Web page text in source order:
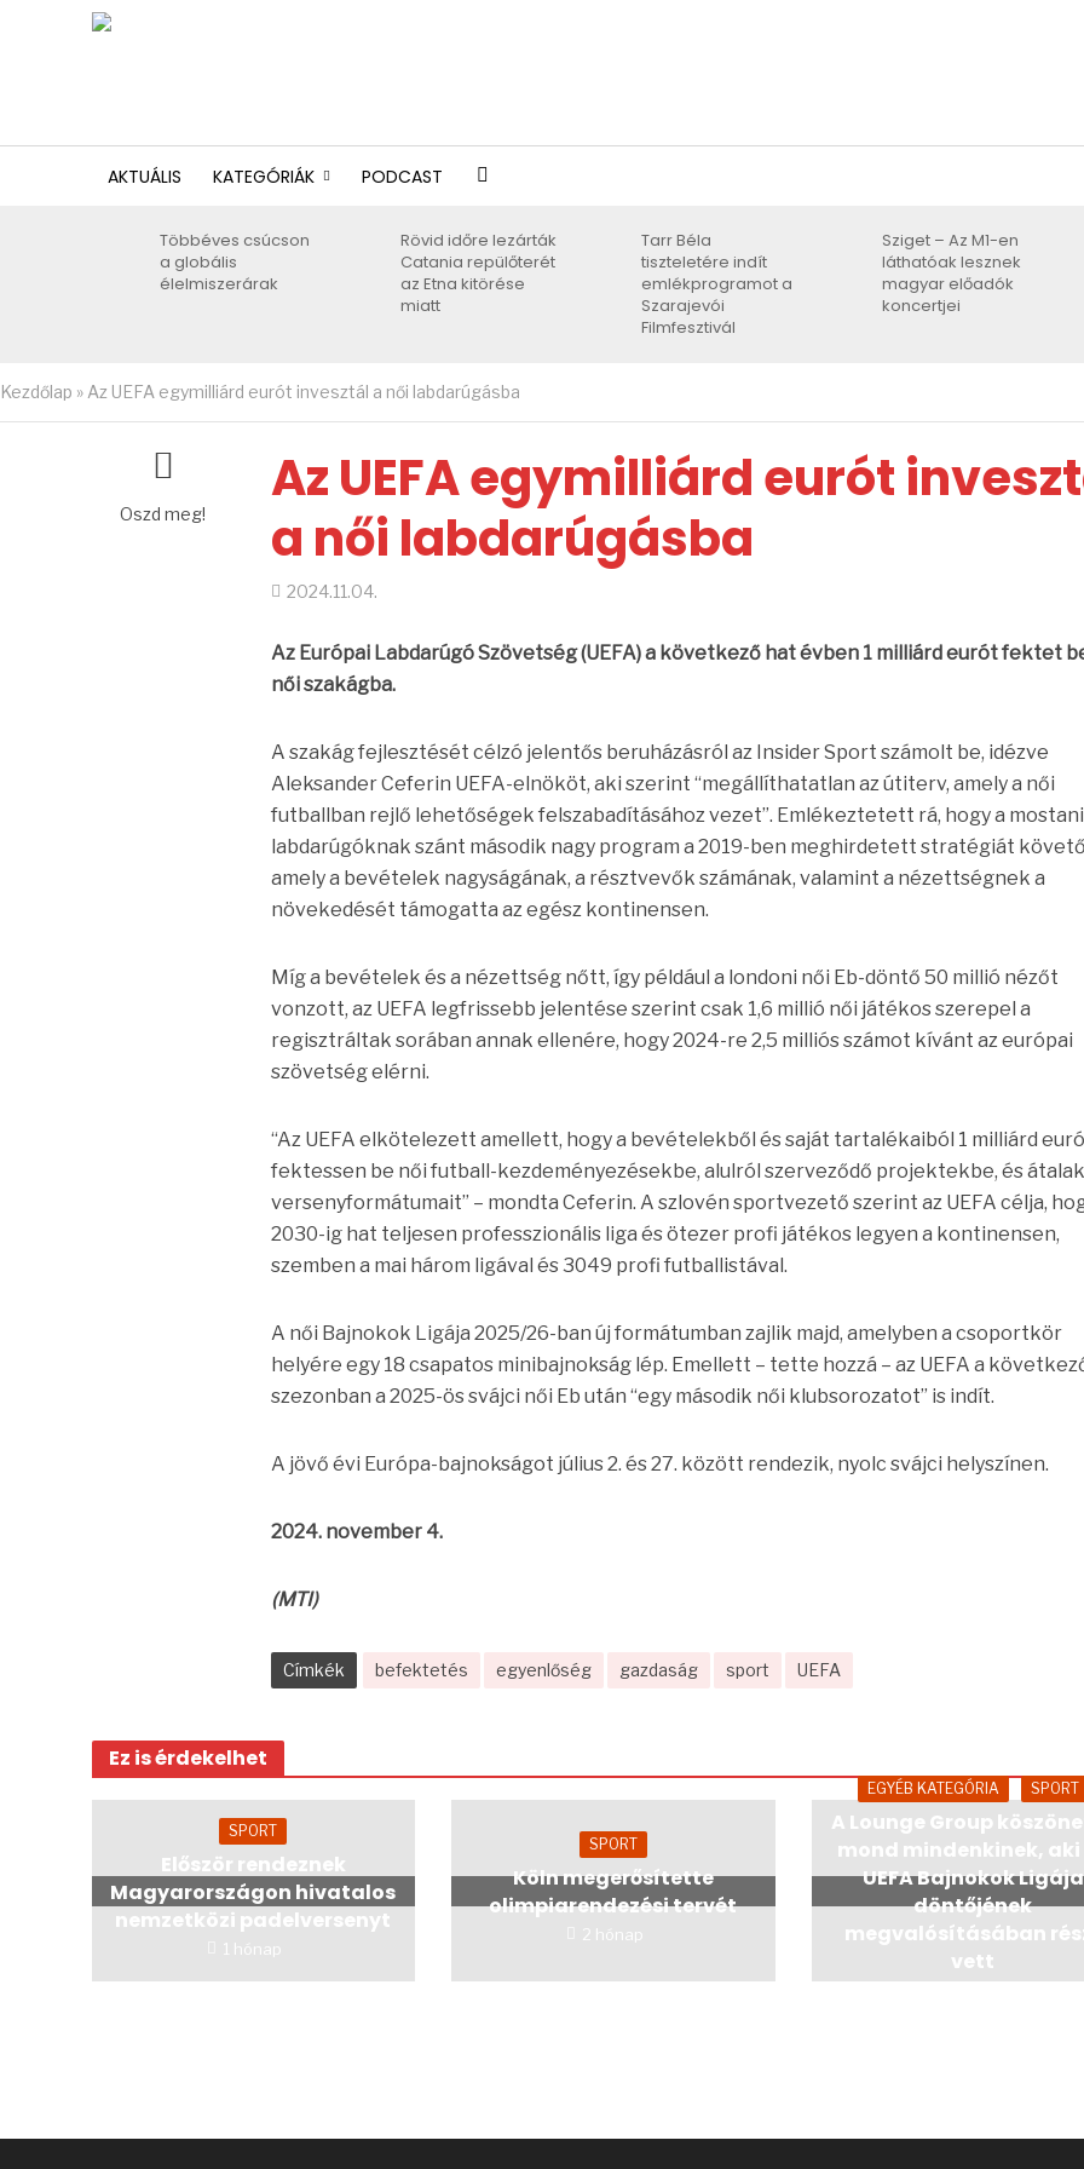
AKTUÁLIS KATEGÓRIÁK PODCAST
Többéves csúcson
a globális
élelmiszerárak
Rövid időre lezárták
Catania repülőterét
az Etna kitörése
miatt
Tarr Béla
tiszteletére indít
emlékprogramot a
Szarajevói
Filmfesztivál
Sziget – Az M1-en
láthatóak lesznek
magyar előadók
koncertjei
Kezdőlap » Az UEFA egymilliárd eurót invesztál a női labdarúgásba
Oszd meg!
Az UEFA egymilliárd eurót
a női labdarúgásba
2024.11.04.
Az Európai Labdarúgó Szövetség (UEFA) a következő hat évben 1 milliárd eurót fektet
női szakágba.
A szakág fejlesztését célzó jelentős beruházásról az Insider Sport számolt be, idézve
Aleksander Ceferin UEFA-elnököt, aki szerint “megállíthatatlan az útiterv, amely a női
futballban rejlő lehetőségek felszabadításához vezet”. Emlékeztetett rá, hogy a mostani
labdarúgóknak szánt második nagy program a 2019-ben meghirdetett stratégiát
amely a bevételek nagyságának, a résztvevők számának, valamint a nézettségnek a
növekedését támogatta az egész kontinensen.
Míg a bevételek és a nézettség nőtt, így például a londoni női Eb-döntő 50 millió nézőt
vonzott, az UEFA legfrissebb jelentése szerint csak 1,6 millió női játékos szerepel a
regisztráltak sorában annak ellenére, hogy 2024-re 2,5 milliós számot kívánt az európai
szövetség elérni.
“Az UEFA elkötelezett amellett, hogy a bevételekből és saját tartalékaiból 1 milliárd
fektessen be női futball-kezdeményezésekbe, alulról szerveződő projektekbe, és
versenyformátumait” – mondta Ceferin. A szlovén sportvezető szerint az UEFA célja,
2030-ig hat teljesen professzionális liga és ötezer profi játékos legyen a kontinensen,
szemben a mai három ligával és 3049 profi futballistával.
A női Bajnokok Ligája 2025/26-ban új formátumban zajlik majd, amelyben a csoportkör
helyére egy 18 csapatos minibajnokság lép. Emellett – tette hozzá – az UEFA a
szezonban a 2025-ös svájci női Eb után “egy második női klubsorozatot” is indít.
A jövő évi Európa-bajnokságot július 2. és 27. között rendezik, nyolc svájci helyszínen.
2024. november 4.
(MTI)
Címkék befektetés egyenlőség gazdaság sport UEFA
Ez is érdekelhet
SPORT
Először rendeznek
Magyarországon hivatalos
nemzetközi padelversenyt
1 hónap
SPORT
Köln megerősítette
olimpiarendezési tervét
2 hónap
EGYÉB KATEGÓRIA SPORT
A Lounge Group
mond mindenkinek, aki
UEFA Bajnokok Ligája
döntőjének
megvalósításában
vett